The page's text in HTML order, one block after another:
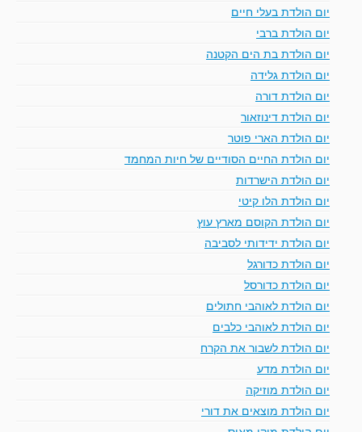
יום הולדת בעלי חיים
יום הולדת ברבי
יום הולדת בת הים הקטנה
יום הולדת גלידה
יום הולדת דורה
יום הולדת דינוזאור
יום הולדת הארי פוטר
יום הולדת החיים הסודיים של חיות המחמד
יום הולדת הישרדות
יום הולדת הלו קיטי
יום הולדת הקוסם מארץ עוץ
יום הולדת ידידותי לסביבה
יום הולדת כדורגל
יום הולדת כדורסל
יום הולדת לאוהבי חתולים
יום הולדת לאוהבי כלבים
יום הולדת לשבור את הקרח
יום הולדת מדע
יום הולדת מוזיקה
יום הולדת מוצאים את דורי